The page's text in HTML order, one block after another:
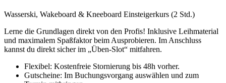
Wasserski, Wakeboard & Kneeboard Einsteigerkurs (2 Std.)
Lerne die Grundlagen direkt von den Profis! Inklusive Leihmaterial
und maximalem Spaßfaktor beim Ausprobieren. Im Anschluss
kannst du direkt sicher im „Üben-Slot“ mitfahren.
Flexibel: Kostenfreie Stornierung bis 48h vorher.
Gutscheine: Im Buchungsvorgang auswählen und zum